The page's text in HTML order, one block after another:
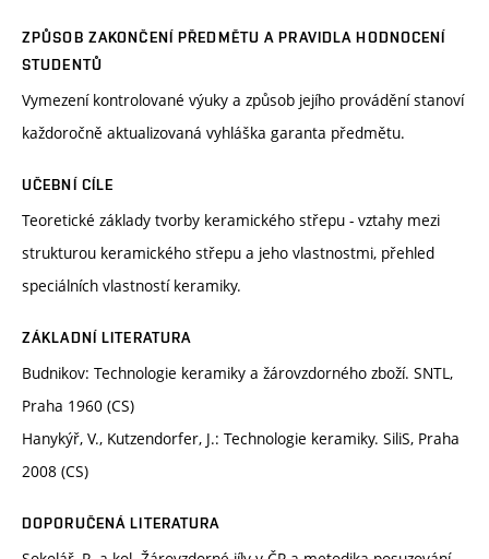
ZPŮSOB ZAKONČENÍ PŘEDMĚTU A PRAVIDLA HODNOCENÍ
STUDENTŮ
Vymezení kontrolované výuky a způsob jejího provádění stanoví
každoročně aktualizovaná vyhláška garanta předmětu.
UČEBNÍ CÍLE
Teoretické základy tvorby keramického střepu - vztahy mezi
strukturou keramického střepu a jeho vlastnostmi, přehled
speciálních vlastností keramiky.
ZÁKLADNÍ LITERATURA
Budnikov: Technologie keramiky a žárovzdorného zboží. SNTL,
Praha 1960 (CS)
Hanykýř, V., Kutzendorfer, J.: Technologie keramiky. SiliS, Praha
2008 (CS)
DOPORUČENÁ LITERATURA